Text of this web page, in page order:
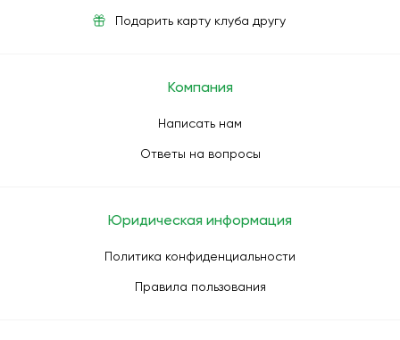
Подарить карту клуба другу
Компания
Написать нам
Ответы на вопросы
Юридическая информация
Политика конфиденциальности
Правила пользования